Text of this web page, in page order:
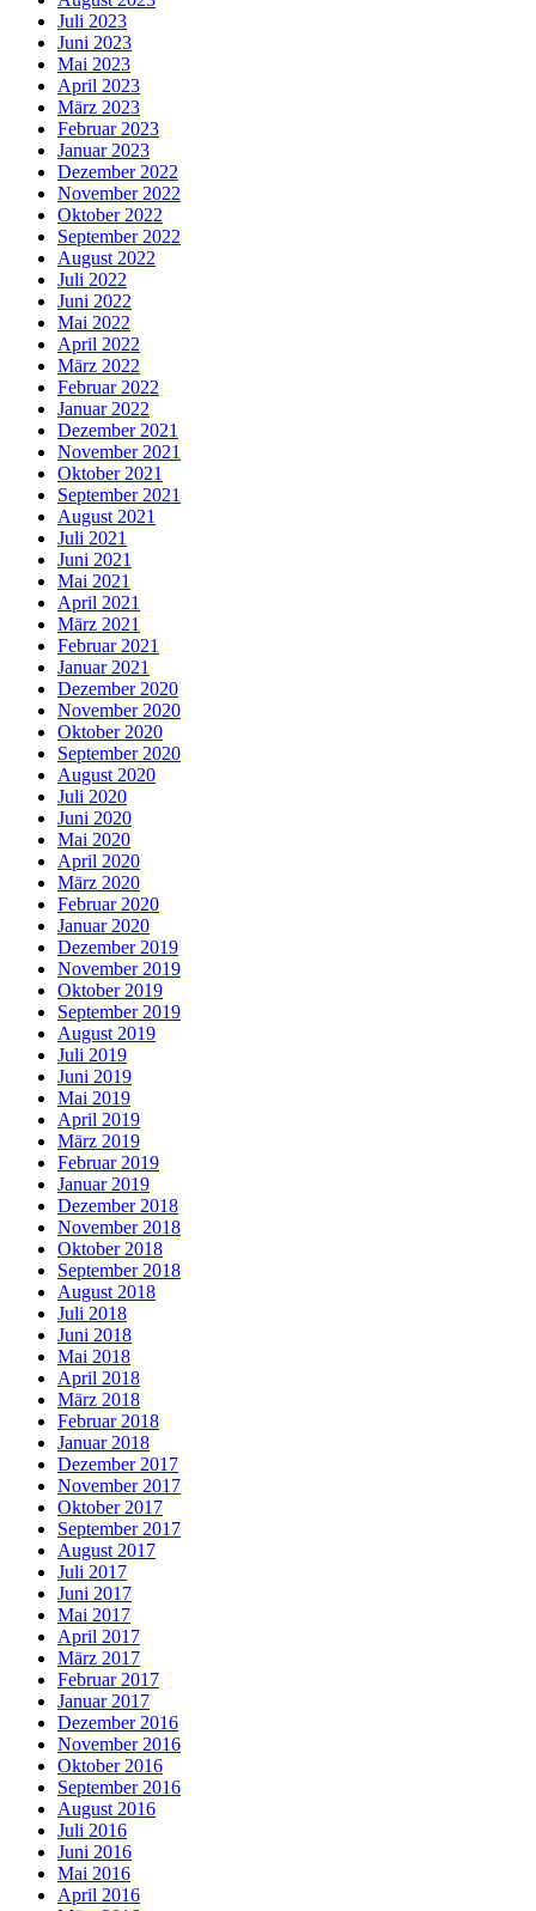
Juli 2023
Juni 2023
Mai 2023
April 2023
März 2023
Februar 2023
Januar 2023
Dezember 2022
November 2022
Oktober 2022
September 2022
August 2022
Juli 2022
Juni 2022
Mai 2022
April 2022
März 2022
Februar 2022
Januar 2022
Dezember 2021
November 2021
Oktober 2021
September 2021
August 2021
Juli 2021
Juni 2021
Mai 2021
April 2021
März 2021
Februar 2021
Januar 2021
Dezember 2020
November 2020
Oktober 2020
September 2020
August 2020
Juli 2020
Juni 2020
Mai 2020
April 2020
März 2020
Februar 2020
Januar 2020
Dezember 2019
November 2019
Oktober 2019
September 2019
August 2019
Juli 2019
Juni 2019
Mai 2019
April 2019
März 2019
Februar 2019
Januar 2019
Dezember 2018
November 2018
Oktober 2018
September 2018
August 2018
Juli 2018
Juni 2018
Mai 2018
April 2018
März 2018
Februar 2018
Januar 2018
Dezember 2017
November 2017
Oktober 2017
September 2017
August 2017
Juli 2017
Juni 2017
Mai 2017
April 2017
März 2017
Februar 2017
Januar 2017
Dezember 2016
November 2016
Oktober 2016
September 2016
August 2016
Juli 2016
Juni 2016
Mai 2016
April 2016